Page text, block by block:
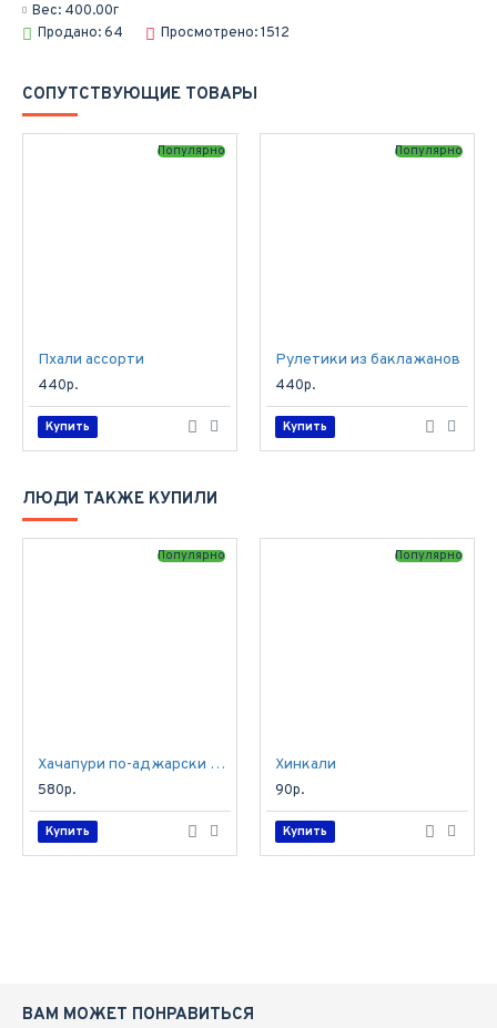
Вес: 400.00г
Продано: 64
Просмотрено: 1512
СОПУТСТВУЮЩИЕ ТОВАРЫ
Популярно
Пхали ассорти
440р.
Купить
Популярно
Рулетики из баклажанов
440р.
Купить
ЛЮДИ ТАКЖЕ КУПИЛИ
Популярно
Хачапури по-аджарски с курицей и грибами
580р.
Купить
Популярно
Хинкали
90р.
Купить
ВАМ МОЖЕТ ПОНРАВИТЬСЯ